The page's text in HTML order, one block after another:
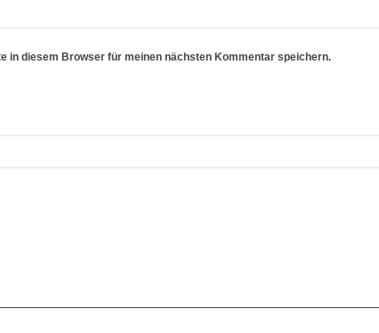
in diesem Browser für meinen nächsten Kommentar speichern.